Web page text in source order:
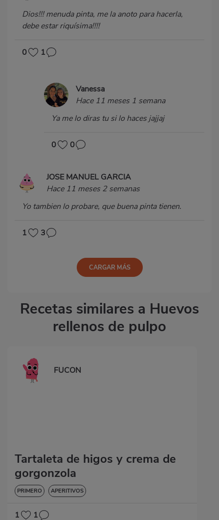
Dios!!! menuda pinta, me la anoto para hacerla,
debe estar riquísima!!!!
0 1
Vanessa
Hace 11 meses 1 semana
Ya me lo diras tu si lo haces jajjaj
0 0
JOSE MANUEL GARCIA
Hace 11 meses 2 semanas
Yo tambien lo probare, que buena pinta tienen.
1 3
CARGAR MÁS
Recetas similares a Huevos
rellenos de pulpo
FUCON
Tartaleta de higos y crema de
gorgonzola
PRIMERO APERITIVOS
1 1